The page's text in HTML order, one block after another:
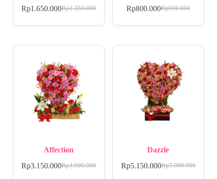
Rp2.350.000
Rp1.650.000 Rp900.000
Rp800.000
Affection
Rp3.900.000
Rp3.150.000
Dazzle
Rp5.900.000
Rp5.150.000